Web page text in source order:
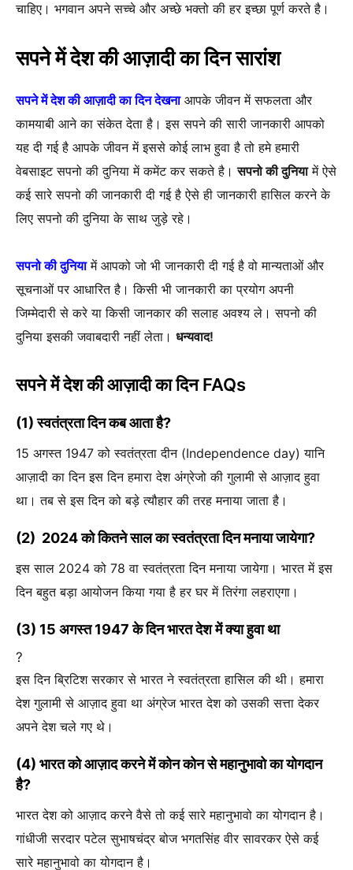
चाहिए। भगवान अपने सच्चे और अच्छे भक्तो की हर इच्छा पूर्ण करते है।
सपने में देश की आज़ादी का दिनसारांश
सपने में देश की आज़ादी का दिन देखनाआपके जीवन में सफलता और
कामयाबी आने का संकेत देता है। इस सपने की सारी जानकारी आपको
यह दी गई है आपके जीवन में इससे कोई लाभ हुवा है तो हमे हमारी
वेबसाइट सपनो की दुनिया में कमेंट कर सकते है।सपनो की दुनियामें ऐसे
कई सारे सपनो की जानकारी दी गई है ऐसे ही जानकारी हासिल करने के
लिए सपनो की दुनिया के साथ जुड़े रहे।
सपनो की दुनियामें आपको जो भी जानकारी दी गई है वो मान्यताओं और
सूचनाओं पर आधारित है। किसी भी जानकारी का प्रयोग अपनी
जिम्मेदारी से करे या किसी जानकार की सलाह अवश्य ले। सपनो की
दुनिया इसकी जवाबदारी नहीं लेता। धन्यवाद!
सपने में देश की आज़ादी का दिन FAQs
(1) स्वतंत्रता दिन कब आता है?
15 अगस्त 1947 को स्वतंत्रता दीन (Independence day) यानि
आज़ादी का दिन इस दिन हमारा देश अंग्रेजो की गुलामी से आज़ाद हुवा
था। तब से इस दिन को बड़े त्यौहार की तरह मनाया जाता है।
(2) 2024 को कितने साल का स्वतंत्रता दिन मनाया जायेगा?
इस साल 2024 को 78 वा स्वतंत्रता दिन मनाया जायेगा। भारत में इस
दिन बहुत बड़ा आयोजन किया गया है हर घर में तिरंगा लहराएगा।
(3) 15 अगस्त 1947 के दिन भारत देश में क्या हुवा था
?
इस दिन ब्रिटिश सरकार से भारत ने स्वतंत्रता हासिल की थी। हमारा
देश गुलामी से आज़ाद हुवा था अंग्रेज भारत देश को उसकी सत्ता देकर
अपने देश चले गए थे।
(4) भारत को आज़ाद करने में कोन कोन से महानुभावो का योगदान
है?
भारत देश को आज़ाद करने वैसे तो कई सारे महानुभावो का योगदान है।
गांधीजी सरदार पटेल सुभाषचंद्र बोज भगतसिंह वीर सावरकर ऐसे कई
सारे महानुभावो का योगदान है।